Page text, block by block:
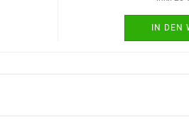
IN DEN